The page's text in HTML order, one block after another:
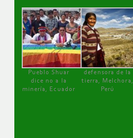
Pueblo Shuar
dice no a la
minería, Ecuador
defensora de la
tierra, Melchora,
Perú